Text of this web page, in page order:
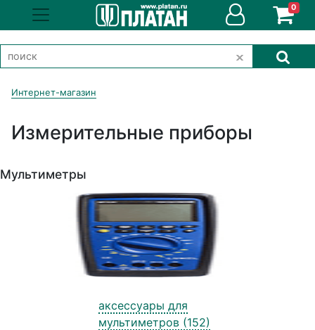
0
Интернет-магазин
Измерительные приборы
Мультиметры
аксессуары для
мультиметров (152)